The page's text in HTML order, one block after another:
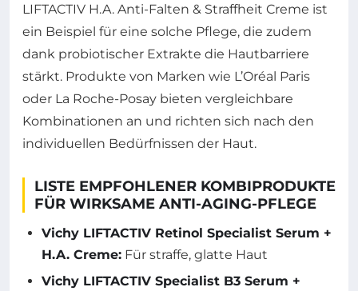
LIFTACTIV H.A. Anti-Falten & Straffheit Creme ist
ein Beispiel für eine solche Pflege, die zudem
dank probiotischer Extrakte die Hautbarriere
stärkt. Produkte von Marken wie L’Oréal Paris
oder La Roche-Posay bieten vergleichbare
Kombinationen an und richten sich nach den
individuellen Bedürfnissen der Haut.
LISTE EMPFOHLENER KOMBIPRODUKTE
FÜR WIRKSAME ANTI-AGING-PFLEGE
Vichy LIFTACTIV Retinol Specialist Serum +
H.A. Creme: Für straffe, glatte Haut
Vichy LIFTACTIV Specialist B3 Serum +